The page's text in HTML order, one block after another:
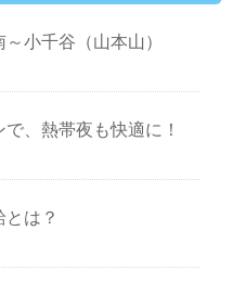
小千谷（山本山）
、熱帯夜も快適に！
とは？